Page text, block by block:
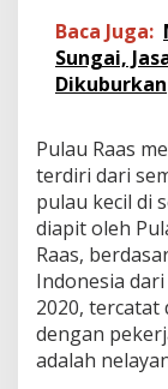
a
n
I
)
Baca Juga:
Sungai,
Dikuburkan
Pulau Raas
terdiri dari
pulau kecil di
diapit oleh
Raas,
Indonesia
2020, tercatat
dengan
adalah